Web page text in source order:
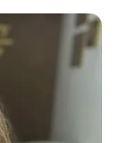
World Cup